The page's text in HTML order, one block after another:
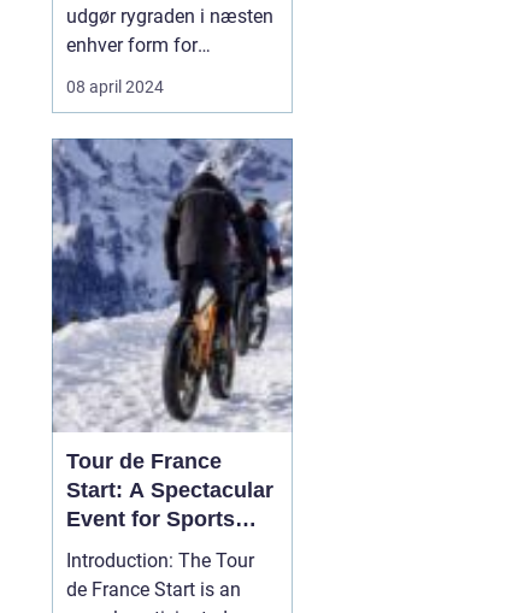
udgør rygraden i næsten
enhver form for
konkurrencesport og er
afgørende for at
konkurrencer fra
amatørligaer til
professionelle
mesterskaber. Et
velorganiseret
turneringssystem sikrer
ikke bare retfærdig spil
...
08 april 2024
Tour de France
Start: A Spectacular
Event for Sports
and Leisure
Enthusiasts
Introduction: The Tour
de France Start is an